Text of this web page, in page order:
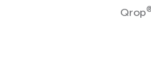
Qrop